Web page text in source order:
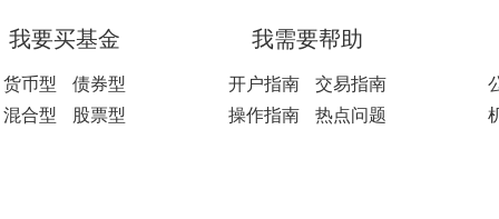
我要买基金
货币型
债券型
混合型
股票型
我需要帮助
开户指南
交易指南
操作指南
热点问题